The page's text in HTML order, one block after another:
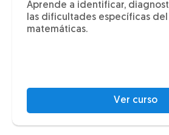
Aprende a identificar,
las dificultades específicas
matemáticas.
Ver curso